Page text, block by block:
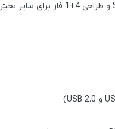
و طراحی 4+1 فاز برای سایر بخش‌ها